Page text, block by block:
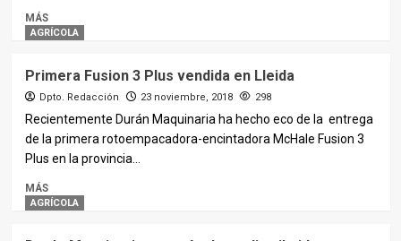
MÁS
AGRÍCOLA
Primera Fusion 3 Plus vendida en Lleida
Dpto. Redacción 23 noviembre, 2018 298
Recientemente Durán Maquinaria ha hecho eco de la entrega
de la primera rotoempacadora-encintadora McHale Fusion 3
Plus en la provincia...
MÁS
AGRÍCOLA